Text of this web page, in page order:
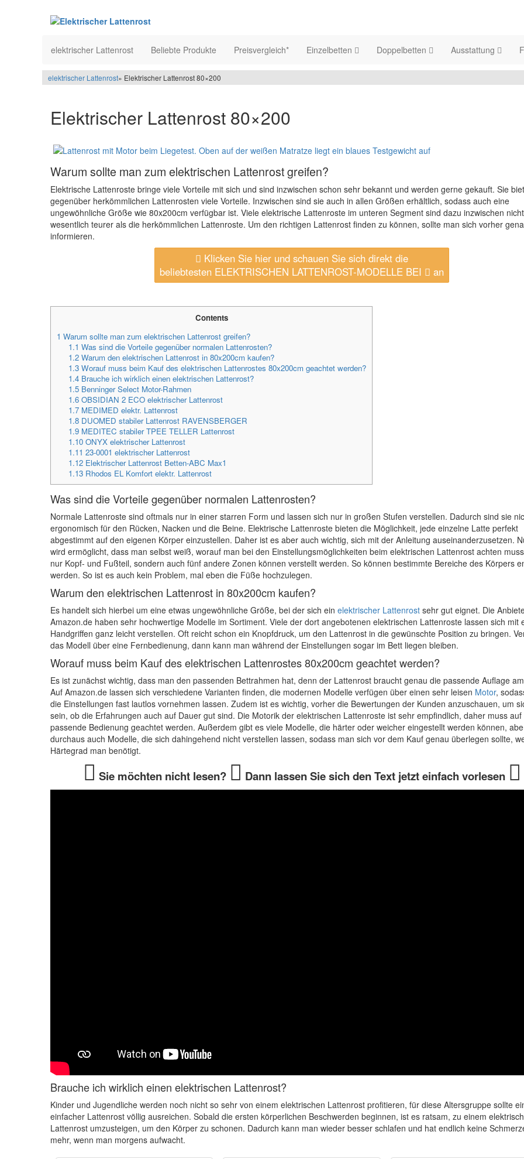
elektrischer Lattenrost Beliebte Produkte Preisvergleich* Einzelbetten Doppelbetten Ausstattung
elektrischer Lattenrost» Elektrischer Lattenrost 80×200
Elektrischer Lattenrost 80×200
Warum sollte man zum elektrischen Lattenrost greifen?
Elektrische Lattenroste bringe viele Vorteile mit sich und sind inzwischen schon sehr bekannt und werden gerne gekauft. Sie
gegenüber herkömmlichen Lattenrosten viele Vorteile. Inzwischen sind sie auch in allen Größen erhältlich, sodass auch eine
ungewöhnliche Größe wie 80x200cm verfügbar ist. Viele elektrische Lattenroste im unteren Segment sind dazu inzwischen
wesentlich teurer als die herkömmlichen Lattenroste. Um den richtigen Lattenrost finden zu können, sollte man sich vorher
informieren.
Klicken Sie hier und schauen Sie sich direkt die
beliebtesten ELEKTRISCHEN LATTENROST-MODELLE BEI
an
Contents
1 Warum sollte man zum elektrischen Lattenrost greifen?
1.1 Was sind die Vorteile gegenüber normalen Lattenrosten?
1.2Warum den elektrischen Lattenrost in 80x200cm kaufen?
1.3Worauf muss beim Kauf des elektrischen Lattenrostes 80x200cm geachtet werden?
1.4Brauche ich wirklich einen elektrischen Lattenrost?
1.5Benninger Select Motor-Rahmen
1.6OBSIDIAN 2 ECO elektrischer Lattenrost
1.7MEDIMED elektr. Lattenrost
1.8DUOMED stabiler Lattenrost RAVENSBERGER
1.9MEDITEC stabiler TPEE TELLER Lattenrost
1.10ONYX elektrischer Lattenrost
1.11 23-0001 elektrischer Lattenrost
1.12Elektrischer Lattenrost Betten-ABC Max1
1.13Rhodos EL Komfort elektr. Lattenrost
Was sind die Vorteile gegenüber normalen Lattenrosten?
Normale Lattenroste sind oftmals nur in einer starren Form und lassen sich nur in großen Stufen verstellen. Dadurch sind sie
ergonomisch für den Rücken, Nacken und die Beine. Elektrische Lattenroste bieten die Möglichkeit, jede einzelne Latte perfekt
abgestimmt auf den eigenen Körper einzustellen. Daher ist es aber auch wichtig, sich mit der Anleitung auseinanderzusetzen.
wird ermöglicht, dass man selbst weiß, worauf man bei den Einstellungsmöglichkeiten beim elektrischen Lattenrost achten
nur Kopf- und Fußteil, sondern auch fünf andere Zonen können verstellt werden. So können bestimmte Bereiche des Körpers
werden. So ist es auch kein Problem, mal eben die Füße hochzulegen.
Warum den elektrischen Lattenrost in 80x200cm kaufen?
Es handelt sich hierbei um eine etwas ungewöhnliche Größe, bei der sich ein elektrischer Lattenrost sehr gut eignet. Die
Amazon.de haben sehr hochwertige Modelle im Sortiment. Viele der dort angebotenen elektrischen Lattenroste lassen sich mit
Handgriffen ganz leicht verstellen. Oft reicht schon ein Knopfdruck, um den Lattenrost in die gewünschte Position zu bringen.
das Modell über eine Fernbedienung, dann kann man während der Einstellungen sogar im Bett liegen bleiben.
Worauf muss beim Kauf des elektrischen Lattenrostes 80x200cm geachtet werden?
Es ist zunächst wichtig, dass man den passenden Bettrahmen hat, denn der Lattenrost braucht genau die passende Auflage
Auf Amazon.de lassen sich verschiedene Varianten finden, die modernen Modelle verfügen über einen sehr leisen Motor,
die Einstellungen fast lautlos vornehmen lassen. Zudem ist es wichtig, vorher die Bewertungen der Kunden anzuschauen, um
sein, ob die Erfahrungen auch auf Dauer gut sind. Die Motorik der elektrischen Lattenroste ist sehr empfindlich, daher muss auf
passende Bedienung geachtet werden. Außerdem gibt es viele Modelle, die härter oder weicher eingestellt werden können,
durchaus auch Modelle, die sich dahingehend nicht verstellen lassen, sodass man sich vor dem Kauf genau überlegen sollte,
Härtegrad man benötigt.
Sie möchten nicht lesen? Dann lassen Sie sich den Text jetzt einfach vorlesen
Brauche ich wirklich einen elektrischen Lattenrost?
Kinder und Jugendliche werden noch nicht so sehr von einem elektrischen Lattenrost profitieren, für diese Altersgruppe sollte
einfacher Lattenrost völlig ausreichen. Sobald die ersten körperlichen Beschwerden beginnen, ist es ratsam, zu einem
Lattenrost umzusteigen, um den Körper zu schonen. Dadurch kann man wieder besser schlafen und hat endlich keine
mehr, wenn man morgens aufwacht.